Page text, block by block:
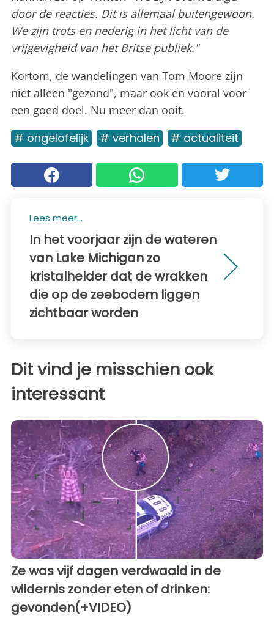
door de reacties. Dit is allemaal buitengewoon.
We zijn trots en nederig in het licht van de
vrijgevigheid van het Britse publiek."
Kortom, de wandelingen van Tom Moore zijn
niet alleen "gezond", maar ook en vooral voor
een goed doel. Nu meer dan ooit.
# ongelofelijk # verhalen # actualiteit
Lees meer...
In het voorjaar zijn de wateren
van Lake Michigan zo
kristalhelder dat de wrakken
die op de zeebodem liggen
zichtbaar worden
Dit vind je misschien ook
interessant
Ze was vijf dagen verdwaald in de
wildernis zonder eten of drinken:
gevonden(+VIDEO)